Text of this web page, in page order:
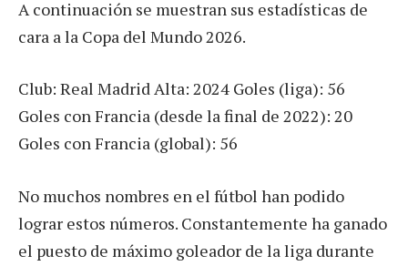
A continuación se muestran sus estadísticas de
cara a la Copa del Mundo 2026.
Club: Real Madrid Alta: 2024 Goles (liga): 56
Goles con Francia (desde la final de 2022): 20
Goles con Francia (global): 56
No muchos nombres en el fútbol han podido
lograr estos números. Constantemente ha ganado
el puesto de máximo goleador de la liga durante